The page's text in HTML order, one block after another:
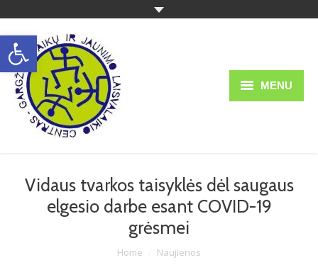
Open toolbar
MENU
Teisinė informacija
Ugdymas
Vidaus tvarkos taisyklės dėl saugaus
elgesio darbe esant COVID-19
grėsmei
Home Naujienos